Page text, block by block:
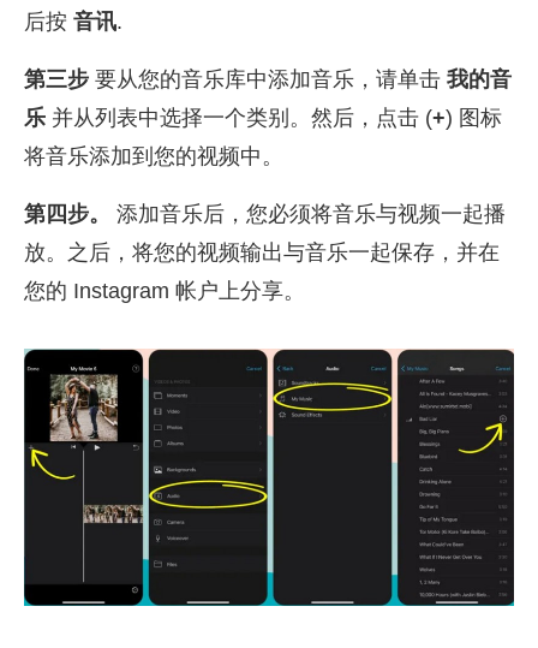
后按 音讯.
第三步 要从您的音乐库中添加音乐，请单击 我的音
乐 并从列表中选择一个类别。然后，点击 (+) 图标
将音乐添加到您的视频中。
第四步。
添加音乐后，您必须将音乐与视频一起播
放。之后，将您的视频输出与音乐一起保存，并在
您的 Instagram 帐户上分享。